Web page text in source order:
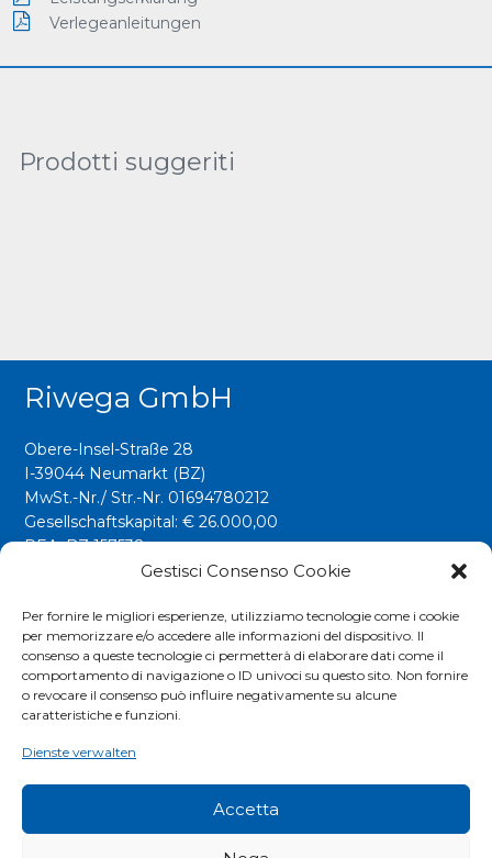
Gestisci Consenso Cookie
Per fornire le migliori esperienze, utilizziamo tecnologie come i cookie
per memorizzare e/o accedere alle informazioni del dispositivo. Il
consenso a queste tecnologie ci permetterà di elaborare dati come il
comportamento di navigazione o ID univoci su questo sito. Non fornire
o revocare il consenso può influire negativamente su alcune
caratteristiche e funzioni.
Dienste verwalten
Accetta
Verlegeanleitungen
Prodotti suggeriti
Riwega GmbH
Obere-Insel-Straße 28
I-39044 Neumarkt (BZ)
MwSt.-Nr./ Str.-Nr. 01694780212
Gesellschaftskapital: € 26.000,00
REA: BZ 157538
info@riwega.com
Tel.+39 0471 827500
Social